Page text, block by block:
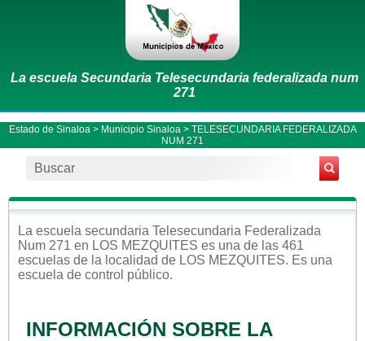
La escuela Secundaria Telesecundaria federalizada num
271
Estado de Sinaloa > Municipio Sinaloa > TELESECUNDARIA FEDERALIZADA
NUM 271
La escuela secundaria Telesecundaria Federalizada
Num 271 en LOS MEZQUITES es una de las 461
escuelas de la localidad de LOS MEZQUITES. Es una
escuela de control público.
INFORMACIÓN SOBRE LA